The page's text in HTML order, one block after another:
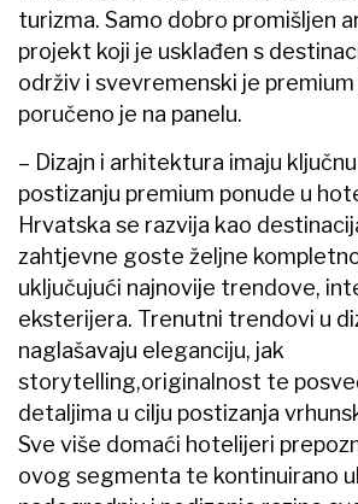
turizma. Samo dobro promišljen
projekt koji je usklađen s
održiv i svevremenski je
poručeno je na panelu.
– Dizajn i arhitektura imaju
postizanju premium ponude u
Hrvatska se razvija kao
zahtjevne goste željne
uključujući najnovije trendove,
eksterijera. Trenutni trendovi u
naglašavaju eleganciju, jak
storytelling,originalnost te
detaljima u cilju postizanja
Sve više domaći hotelijeri
ovog segmenta te kontinuirano